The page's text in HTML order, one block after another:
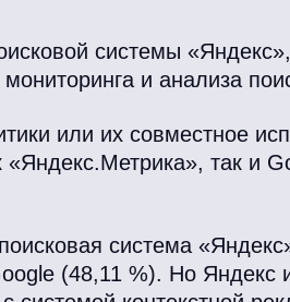
системы
и анализа
или их совместное
«Яндекс.Метрика», так и
система
(48,11 %). Но